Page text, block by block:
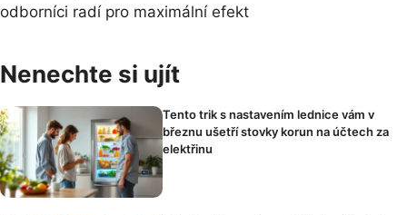
odborníci radí pro maximální efekt
Nenechte si ujít
Tento trik s nastavením lednice vám v
březnu ušetří stovky korun na účtech za
elektřinu